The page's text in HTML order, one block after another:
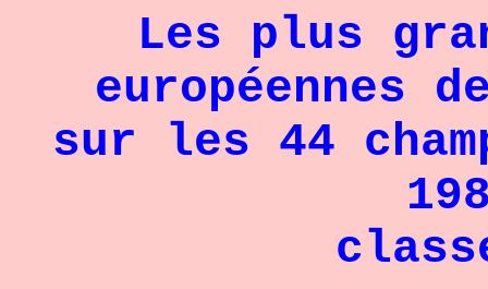
Les plus
européennes
sur les 44